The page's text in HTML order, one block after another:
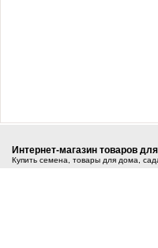
Интернет-магазин товаров
Купить семена, товары для дома,